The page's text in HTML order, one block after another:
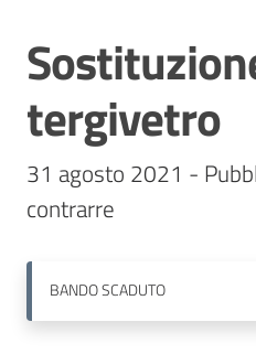
Stazioni
appaltanti
Contatti
Salta al contenuto
tergivetro
31 agosto 2021 -
contrarre
BANDOSCADUTO